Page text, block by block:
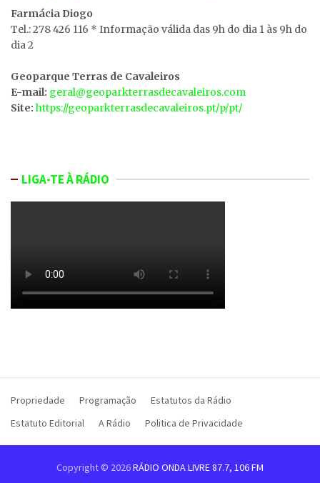
Farmácia Diogo
Tel.: 278 426 116 * Informação válida das 9h do dia 1 às 9h do
dia 2
Geoparque Terras de Cavaleiros
E-mail: geral@geoparkterrasdecavaleiros.com
Site: https://geoparkterrasdecavaleiros.pt/p/pt/
LIGA-TE À RÁDIO
Propriedade Programação
Estatutos da Rádio
Estatuto Editorial
A Rádio Politica de Privacidade
Copyright © 2026RÁDIO ONDA LIVRE 87.7, 106 FM